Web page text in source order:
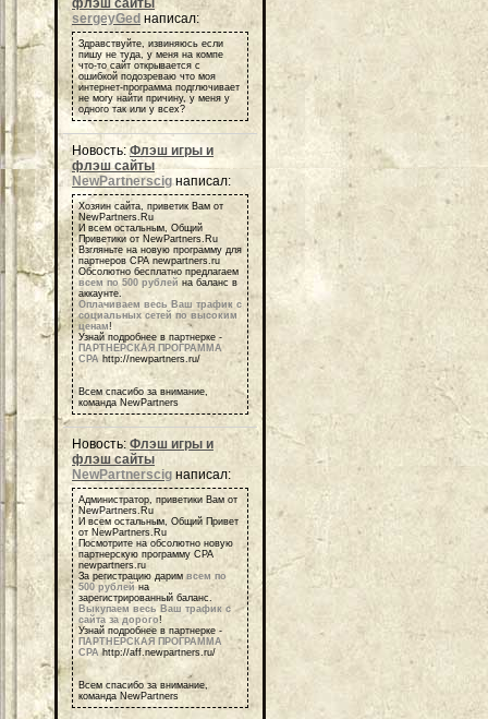
sergeyGed написал:
Здравствуйте, извиняюсь если
пишу не туда, у меня на компе
что-то сайт открывается с
ошибкой подозреваю что моя
интернет-программа подглючивает
не могу найти причину, у меня у
одного так или у всех?
Новость:Флэш игры и
флэш сайты
NewPartnerscigнаписал:
Хозяин сайта, приветик Вам от
NewPartners.Ru
И всем остальным, Общий
Приветики от NewPartners.Ru
Взгляньте на новую программу для
партнеров СРА newpartners.ru
Обсолютно бесплатно предлагаем
всем по 500 рублей на баланс в
аккаунте.
Оплачиваем весь Ваш трафик с
социальных сетей по высоким
ценам!
Узнай подробнее в партнерке -
ПАРТНЕРСКАЯ ПРОГРАММА
СРА http://newpartners.ru/
Всем спасибо за внимание,
команда NewPartners
Новость: Флэш игры и
флэш сайты
NewPartnerscig написал:
Администратор, приветики Вам от
NewPartners.Ru
И всем остальным, Общий Привет
от NewPartners.Ru
Посмотрите на обсолютно новую
партнерскую программу СРА
newpartners.ru
За регистрацию дарим всем по
500 рублейна
зарегистрированный баланс.
Выкупаем весь Ваш трафик с
сайта за дорого!
Узнай подробнее в партнерке -
ПАРТНЕРСКАЯ ПРОГРАММА
СРА http://aff.newpartners.ru/
Всем спасибо за внимание,
команда NewPartners